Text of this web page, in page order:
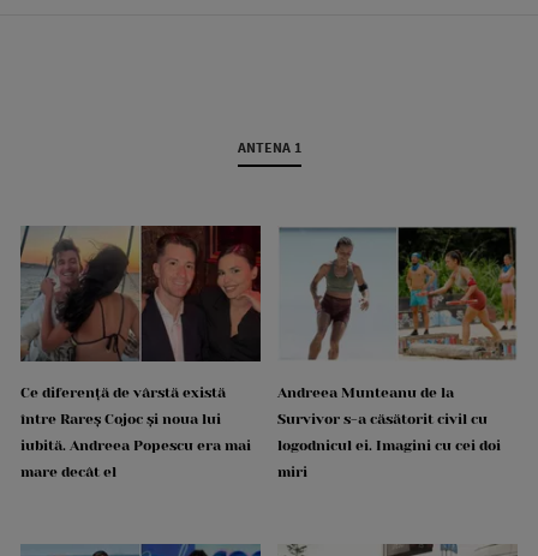
ANTENA 1
Ce diferență de vârstă există
între Rareș Cojoc și noua lui
iubită. Andreea Popescu era mai
mare decât el
Andreea Munteanu de la
Survivor s-a căsătorit civil cu
logodnicul ei. Imagini cu cei doi
miri